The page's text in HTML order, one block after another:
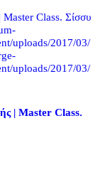
Μaster Class. Σίσσυ
uploads/2017/03/
uploads/2017/03/
| Μaster Class.